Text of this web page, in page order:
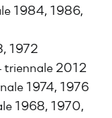
1984, 1986,
1972
triennale 2012
1974, 1976
1968, 1970,